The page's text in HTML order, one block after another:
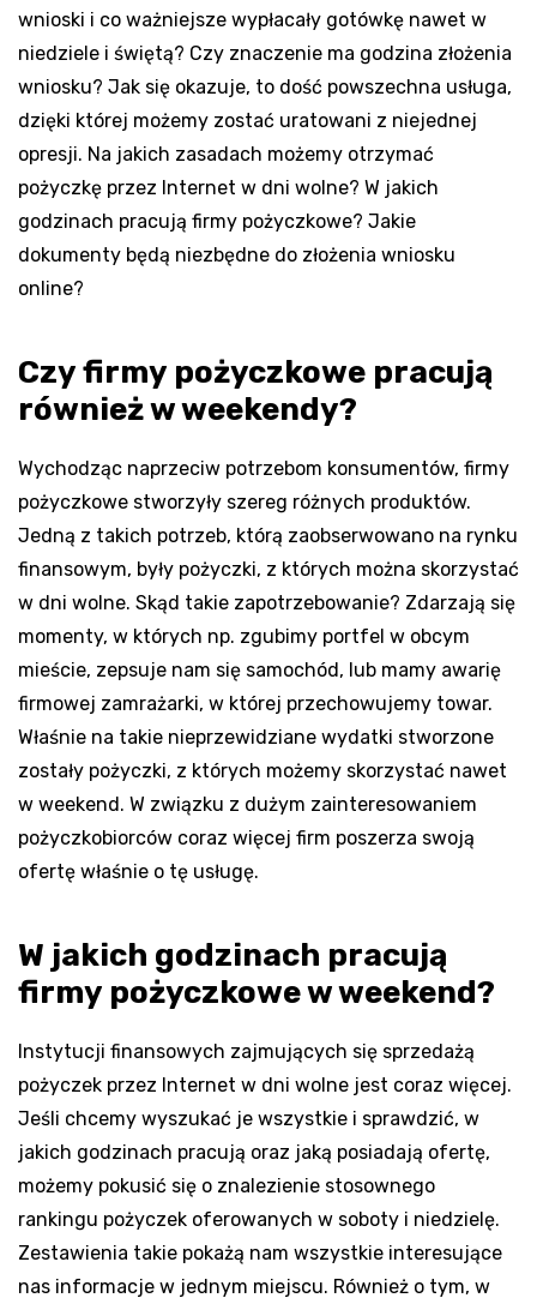
wnioski i co ważniejsze wypłacały gotówkę nawet w
niedziele i świętą? Czy znaczenie ma godzina złożenia
wniosku? Jak się okazuje, to dość powszechna usługa,
dzięki której możemy zostać uratowani z niejednej
opresji. Na jakich zasadach możemy otrzymać
pożyczkę przez Internet w dni wolne? W jakich
godzinach pracują firmy pożyczkowe? Jakie
dokumenty będą niezbędne do złożenia wniosku
online?
Czy firmy pożyczkowe pracują
również w weekendy?
Wychodząc naprzeciw potrzebom konsumentów, firmy
pożyczkowe stworzyły szereg różnych produktów.
Jedną z takich potrzeb, którą zaobserwowano na rynku
finansowym, były pożyczki, z których można skorzystać
w dni wolne. Skąd takie zapotrzebowanie? Zdarzają się
momenty, w których np. zgubimy portfel w obcym
mieście, zepsuje nam się samochód, lub mamy awarię
firmowej zamrażarki, w której przechowujemy towar.
Właśnie na takie nieprzewidziane wydatki stworzone
zostały pożyczki, z których możemy skorzystać nawet
w weekend. W związku z dużym zainteresowaniem
pożyczkobiorców coraz więcej firm poszerza swoją
ofertę właśnie o tę usługę.
W jakich godzinach pracują
firmy pożyczkowe w weekend?
Instytucji finansowych zajmujących się sprzedażą
pożyczek przez Internet w dni wolne jest coraz więcej.
Jeśli chcemy wyszukać je wszystkie i sprawdzić, w
jakich godzinach pracują oraz jaką posiadają ofertę,
możemy pokusić się o znalezienie stosownego
rankingu pożyczek oferowanych w soboty i niedzielę.
Zestawienia takie pokażą nam wszystkie interesujące
nas informacje w jednym miejscu. Również o tym, w